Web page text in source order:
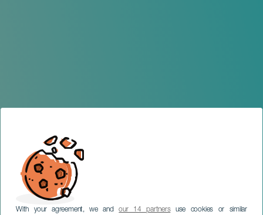
With your agreement, we andour 14 partnersuse cookies or similar